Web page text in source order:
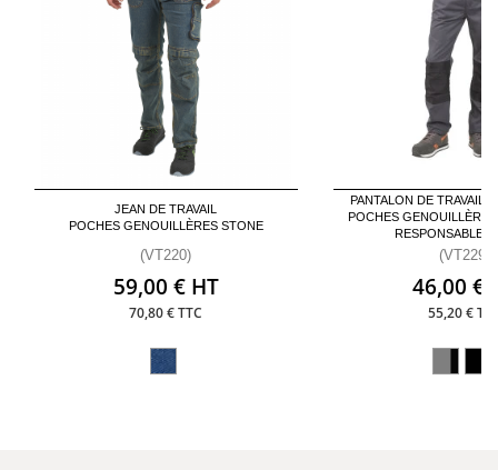
JEAN DE TRAVAIL
POCHES GENOUILLÈRES STONE
(VT220)
59,00 € HT
70,80 € TTC
PANTALON DE TRAVAIL
POCHES
RESPONSABLE
(VT229)
46,00 €
55,20 €